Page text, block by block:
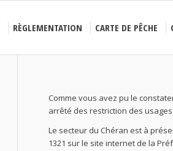
RÈGLEMENTATION CARTE DE PÊCHE
Comme vous avez pu le
arrêté des restriction des
Le secteur du Chéran est à
1321 sur le site internet de la